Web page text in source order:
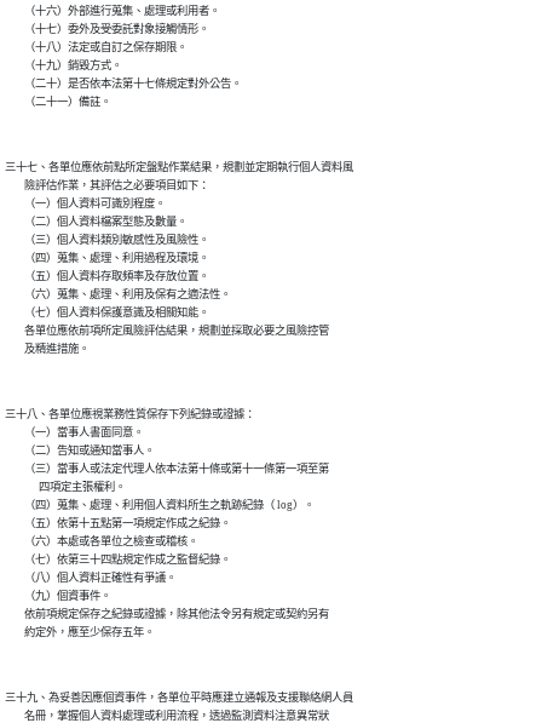
        （十六）外部進行蒐集、處理或利用者。
        （十七）委外及受委託對象接觸情形。
        （十八）法定或自訂之保存期限。
        （十九）銷毀方式。
        （二十）是否依本法第十七條規定對外公告。
三十七、各單位應依前點所定盤點作業結果，規劃並定期執行個人資料風
        險評估作業，其評估之必要項目如下：
        （一）個人資料可識別程度。
        （二）個人資料檔案型態及數量。
        （三）個人資料類別敏感性及風險性。
        （四）蒐集、處理、利用過程及環境。
        （五）個人資料存取頻率及存放位置。
        （六）蒐集、處理、利用及保有之適法性。
        （七）個人資料保護意識及相關知能。
        各單位應依前項所定風險評估結果，規劃並採取必要之風險控管
三十八、各單位應視業務性質保存下列紀錄或證據：
        （一）當事人書面同意。
        （二）告知或通知當事人。
        （三）當事人或法定代理人依本法第十條或第十一條第一項至第
              四項定主張權利。
        （四）蒐集、處理、利用個人資料所生之軌跡紀錄（ log）。
        （五）依第十五點第一項規定作成之紀錄。
        （六）本處或各單位之檢查或稽核。
        （七）依第三十四點規定作成之監督紀錄。
        （八）個人資料正確性有爭議。
        （九）個資事件。
        依前項規定保存之紀錄或證據，除其他法令另有規定或契約另有
三十九、為妥善因應個資事件，各單位平時應建立通報及支援聯絡網人員
        名冊，掌握個人資料處理或利用流程，透過監測資料注意異常狀